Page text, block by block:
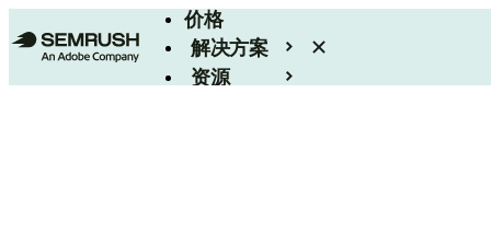
价格
解决方案
资源